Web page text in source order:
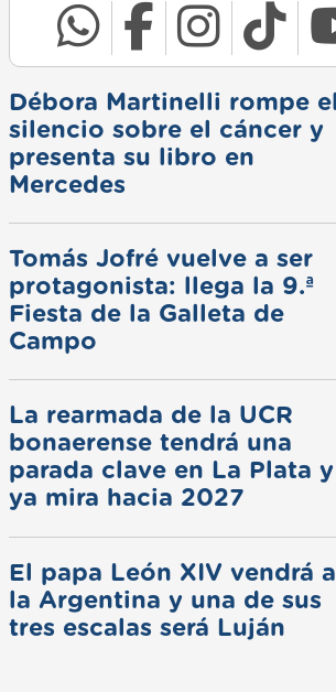
Débora Martinelli rompe el
silencio sobre el cáncer y
presenta su libro en
Mercedes
Tomás Jofré vuelve a ser
protagonista: llega la 9.ª
Fiesta de la Galleta de
Campo
La rearmada de la UCR
bonaerense tendrá una
parada clave en La Plata y
ya mira hacia 2027
El papa León XIV vendrá a
la Argentina y una de sus
tres escalas será Luján